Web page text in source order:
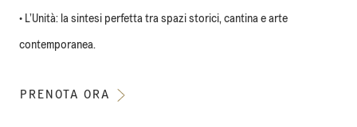
• L’Unità: la sintesi perfetta tra spazi storici, cantina e arte
contemporanea.
PRENOTA ORA